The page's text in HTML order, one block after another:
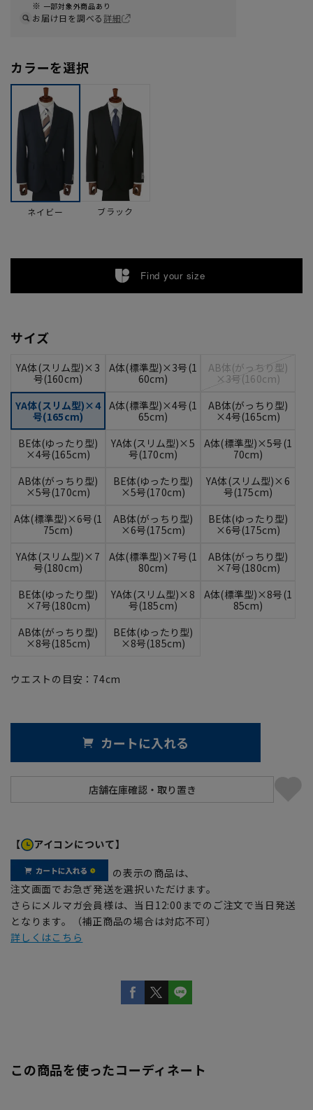
一部対象外商品あり
お届け日を調べる詳細
カラーを選択
ネイビー ブラック
Find your size
サイズ
YA体(スリム型)×3
号(160cm)
A体(標準型)×3号(1
60cm)
AB体(がっちり型)
×3号(160cm)
YA体(スリム型)×4
号(165cm)
A体(標準型)×4号(1
65cm)
AB体(がっちり型)
×4号(165cm)
BE体(ゆったり型)
×4号(165cm)
YA体(スリム型)×5
号(170cm)
A体(標準型)×5号(1
70cm)
AB体(がっちり型)
×5号(170cm)
BE体(ゆったり型)
×5号(170cm)
YA体(スリム型)×6
号(175cm)
A体(標準型)×6号(1
75cm)
AB体(がっちり型)
×6号(175cm)
BE体(ゆったり型)
×6号(175cm)
YA体(スリム型)×7
号(180cm)
A体(標準型)×7号(1
80cm)
AB体(がっちり型)
×7号(180cm)
BE体(ゆったり型)
×7号(180cm)
YA体(スリム型)×8
号(185cm)
A体(標準型)×8号(1
85cm)
AB体(がっちり型)
×8号(185cm)
BE体(ゆったり型)
×8号(185cm)
ウエストの目安： 74cm
カートに入れる
【 アイコンについて】
の表示の商品は、
注文画面でお急ぎ発送を選択いただけます。
さらにメルマガ会員様は、当日12:00までのご注文で当日発送
となります。（補正商品の場合は対応不可）
詳しくはこちら
この商品を使ったコーディネート